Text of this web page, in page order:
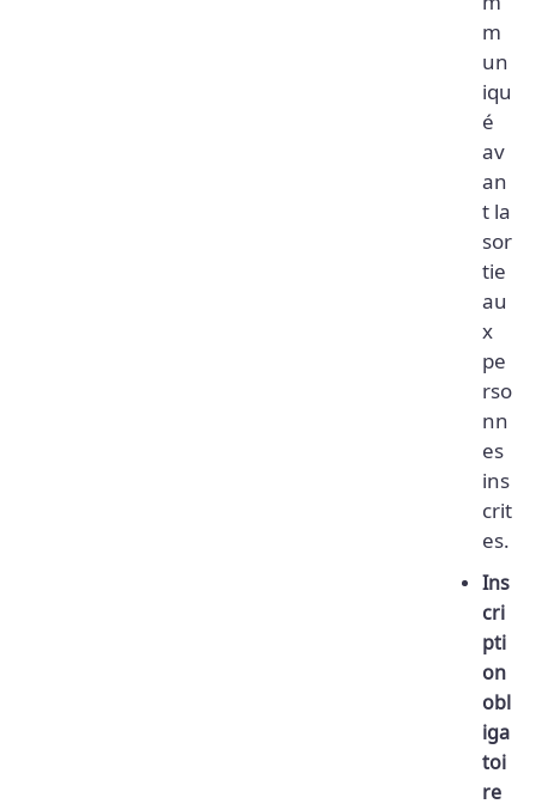
m
m
un
iqu
é
av
an
t la
sor
tie
au
x
pe
rso
nn
es
ins
crit
es.
Ins
cri
pti
on
obl
iga
toi
re